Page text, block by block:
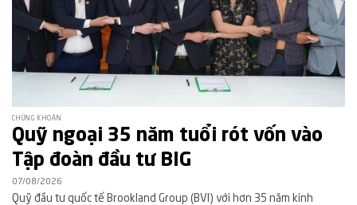
CHỨNG KHOÁN
Quỹ ngoại 35 năm tuổi rót vốn vào
Tập đoàn đầu tư BIG
07/08/2026
Quỹ đầu tư quốc tế Brookland Group (BVI) với hơn 35 năm kinh